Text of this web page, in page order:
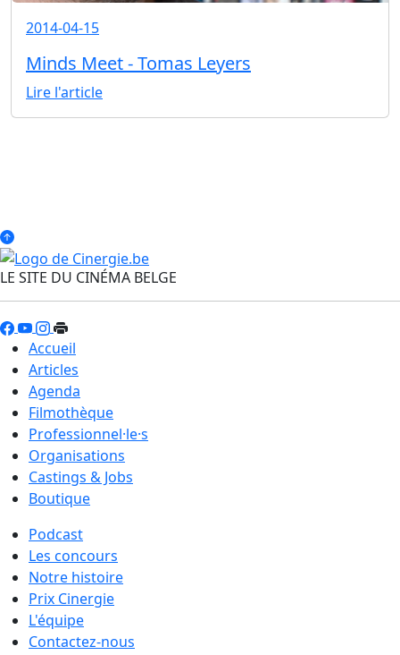
2014-04-15
Minds Meet - Tomas Leyers
Lire l'article
LE SITE DU CINÉMA BELGE
Accueil
Articles
Agenda
Filmothèque
Professionnel·le·s
Organisations
Castings & Jobs
Boutique
Podcast
Les concours
Notre histoire
Prix Cinergie
L'équipe
Contactez-nous